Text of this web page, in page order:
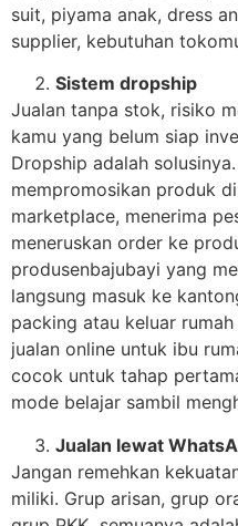
suit, piyama anak, dress
supplier, kebutuhan
Sistem dropship
Jualan tanpa stok, risiko
kamu yang belum siap
Dropship adalah
mempromosikan produk
marketplace, menerima
meneruskan order ke
produsenbajubayi yang
langsung masuk ke
packing atau keluar
jualan online untuk ibu
cocok untuk tahap
mode belajar sambil
Jualan lewat
Jangan remehkan
miliki. Grup arisan, grup